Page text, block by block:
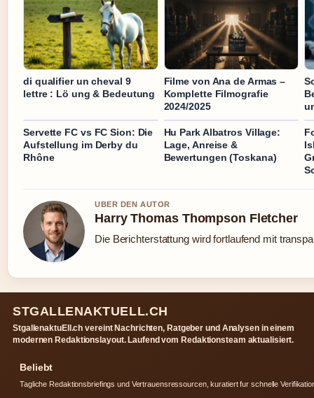
di qualifier un cheval 9
lettre : Lö ung & Bedeutung
Filme von Ana de Armas –
Komplette Filmografie
2024/2025
Servette FC vs FC Sion: Die
Aufstellung im Derby du
Rhône
Hu Park Albatros Village:
Lage, Anreise &
Bewertungen (Toskana)
UBER DEN AUTOR
Harry Thomas Thompson Fletcher
Die Berichterstattung wird fortlaufend mit
STGALLENAKTUELL.CH
StgallenaktuEll.ch vereint Nachrichten, Ratgeber und Analysen in einem
modernen Redaktionslayout. Laufend vom Redaktionsteam aktualisiert.
Beliebt
Tagliche Redaktionsbriefings und Vertrauensressourcen, kuratiert fur schnelle